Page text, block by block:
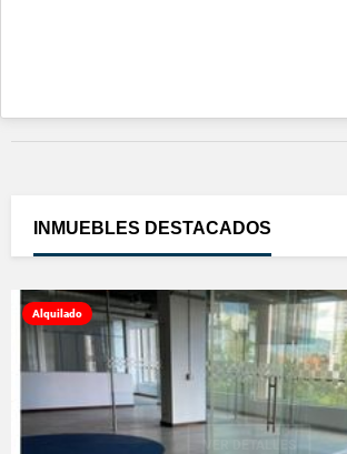
INMUEBLES DESTACADOS
Alquilado
VER DETALLES